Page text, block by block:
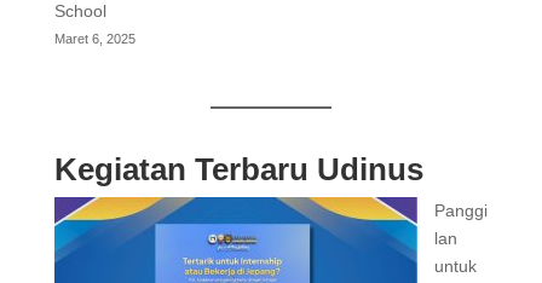
School
Maret 6, 2025
Kegiatan Terbaru Udinus
Panggi
lan
untuk